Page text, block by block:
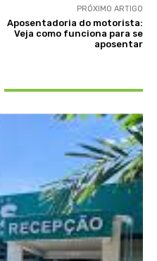
PRÓXIMO ARTIGO
Aposentadoria do motorista:
Veja como funciona para se
aposentar